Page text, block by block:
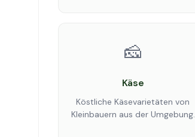
🧀
Käse
Köstliche Käsevarietäten von
Kleinbauern aus der Umgebung.